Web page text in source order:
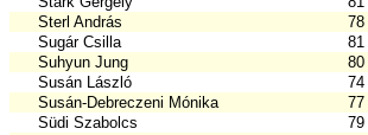
Sterl András
78
Sugár Csilla
81
Suhyun Jung
80
Susán László
74
Susán-Debreczeni Mónika
77
Südi Szabolcs
79